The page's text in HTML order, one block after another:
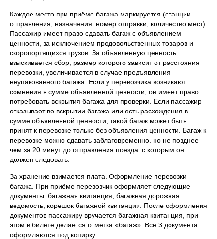
Каждое место при приёме багажа маркируется (станции
отправления, назначения, номер отправки, количество мест).
Пассажир имеет право сдавать багаж с объявлением
ценности, за исключением продовольственных товаров и
скоропортящихся грузов. За объявленную ценность
взыскивается сбор, размер которого зависит от расстояния
перевозки, увеличивается в случае предъявления
неупакованного багажа. Если у перевозчика возникают
сомнения в сумме объявленной ценности, он имеет право
потребовать вскрытия багажа для проверки. Если пассажир
отказывает во вскрытии багажа или есть расхождения в
сумме объявленной ценности, такой багаж может быть
принят к перевозке только без объявления ценности. Багаж к
перевозке можно сдавать заблаговременно, но не позднее
чем за 20 минут до отправления поезда, с которым он
должен следовать.
За хранение взимается плата. Оформление перевозки
багажа. При приёме перевозчик оформляет следующие
документы: багажная квитанция, багажная дорожная
ведомость, корешок багажной квитанции. После оформления
документов пассажиру вручается багажная квитанция, при
этом в билете делается отметка «багаж». Все 3 документа
оформляются под копирку.